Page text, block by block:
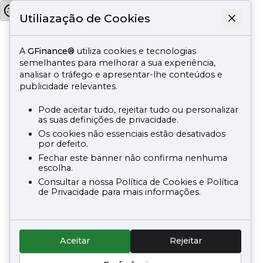
Utiliazação de Cookies
AGFinance® utiliza cookies e tecnologias
semelhantes para melhorar a sua experiência,
analisar o tráfego e apresentar-lhe conteúdos e
publicidade relevantes.
Pode aceitar tudo, rejeitar tudo ou personalizar
as suas definições de privacidade.
Os cookies não essenciais estão desativados
por defeito.
Fechar este banner não confirma nenhuma
escolha.
Consultar a nossa Política de Cookies e Política
de Privacidade para mais informações.
Aceitar Rejeitar